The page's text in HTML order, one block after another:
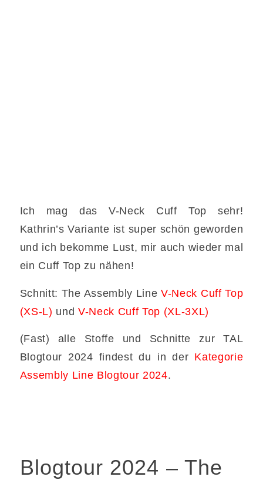
Ich mag das V-Neck Cuff Top sehr!
Kathrin’s Variante ist super schön geworden
und ich bekomme Lust, mir auch wieder mal
ein Cuff Top zu nähen!
Schnitt: The Assembly LineV-Neck Cuff Top
(XS-L) und V-Neck Cuff Top (XL-3XL)
(Fast) alle Stoffe und Schnitte zur TAL
Blogtour 2024 findest du in der Kategorie
Assembly Line Blogtour 2024.
Blogtour 2024 – The